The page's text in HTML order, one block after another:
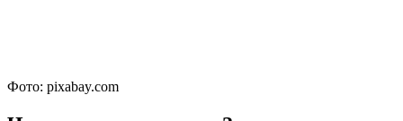
Фото: pixabay.com